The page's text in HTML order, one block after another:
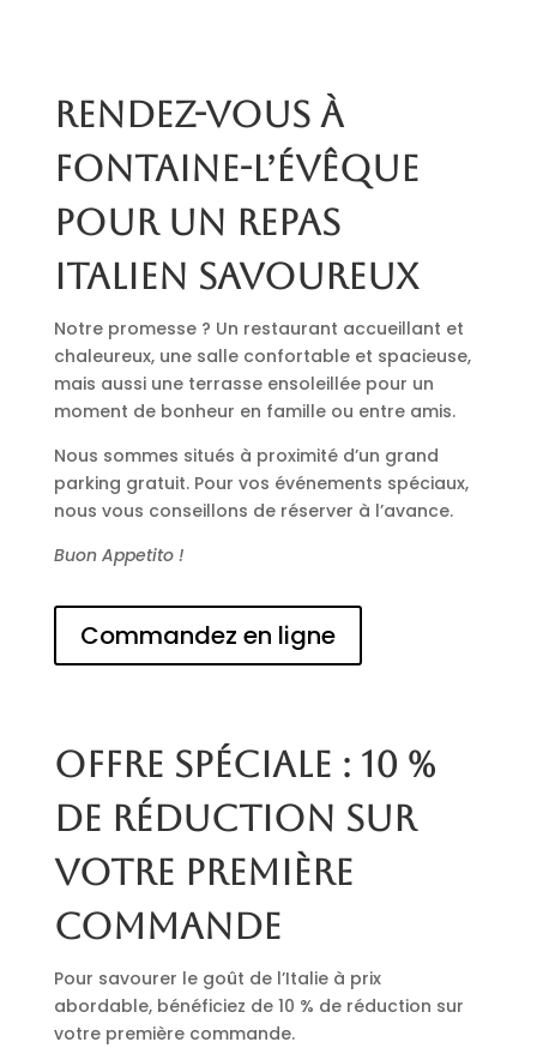
Rendez-vous à
Fontaine-l’Évêque
pour un repas
italien savoureux
Notre promesse ? Un restaurant accueillant et
chaleureux, une salle confortable et spacieuse,
mais aussi une terrasse ensoleillée pour un
moment de bonheur en famille ou entre amis.
Nous sommes situés à proximité d’un grand
parking gratuit. Pour vos événements spéciaux,
nous vous conseillons de réserver à l’avance.
Buon Appetito !
Commandez en ligne
Offre spéciale : 10 %
de réduction sur
votre première
commande
Pour savourer le goût de l’Italie à prix
abordable, bénéficiez de 10 % de réduction sur
votre première commande.